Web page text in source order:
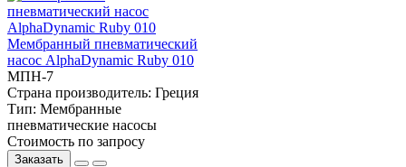
Мембранный пневматический
насос AlphaDynamic Ruby 010
МПН-7
Страна производитель: Греция
Тип: Мембранные
пневматические насосы
Стоимость по запросу
Заказать